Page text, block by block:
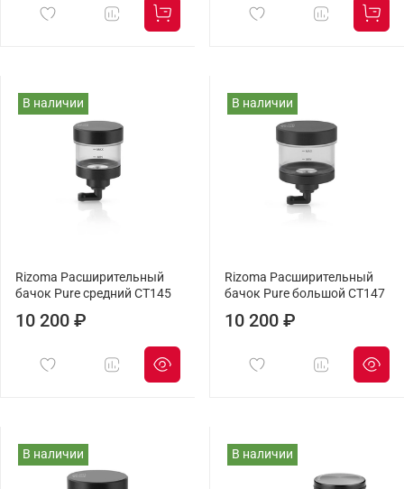
В наличии
Rizoma Расширительный
бачок Pure средний CT145
10 200 ₽
В наличии
Rizoma Расширительный
бачок Pure большой CT147
10 200 ₽
В наличии В наличии